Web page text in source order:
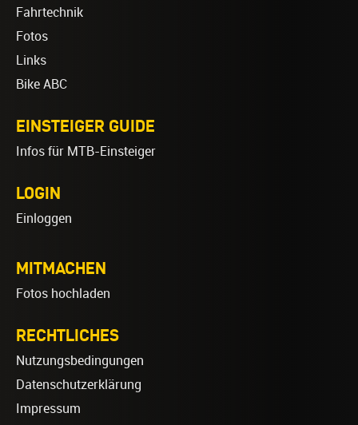
Fahrtechnik
Fotos
Links
Bike ABC
EINSTEIGER GUIDE
Infos für MTB-Einsteiger
LOGIN
Einloggen
MITMACHEN
Fotos hochladen
RECHTLICHES
Nutzungsbedingungen
Datenschutzerklärung
Impressum